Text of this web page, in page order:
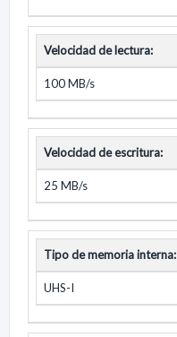
Velocidad de lectura:
100 MB/s
Velocidad de escritura:
25 MB/s
Tipo de memoria interna:
UHS-I